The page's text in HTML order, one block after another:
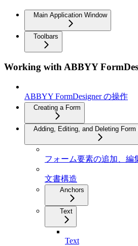
Main Application Window
Toolbars
Working with ABBYY
ABBYY FormDesigner の操作
Creating a Form
Adding, Editing, and Deleting Form
フォーム要素の追加、編
文書構造
Anchors
Text
Text